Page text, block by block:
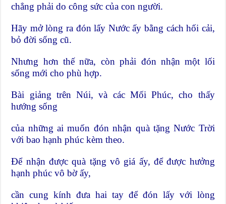
chẳng phải do công sức của con người.
Hãy mở lòng ra đón lấy Nước ấy bằng cách hối cải,
bỏ đời sống cũ.
Nhưng hơn thế nữa, còn phải đón nhận một lối
sống mới cho phù hợp.
Bài giảng trên Núi, và các Mối Phúc, cho thấy
hướng sống
của những ai muốn đón nhận quà tặng Nước Trời
với bao hạnh phúc kèm theo.
Để nhận được quà tặng vô giá ấy, để được hưởng
hạnh phúc vô bờ ấy,
cần cung kính đưa hai tay để đón lấy với lòng